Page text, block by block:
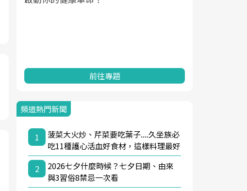
前往專題
頻道熱門新聞
1
菠菜大火炒、芹菜要吃葉子....久坐族必
吃11種護心活血好食材，這樣料理最好
2
2026七夕什麼時候？七夕日期、由來
與3習俗8禁忌一次看